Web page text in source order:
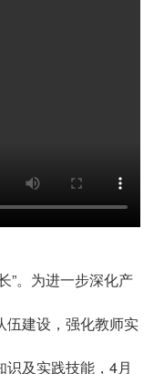
”。为进一步深化产
伍建设，强化教师实
及实践技能，4月